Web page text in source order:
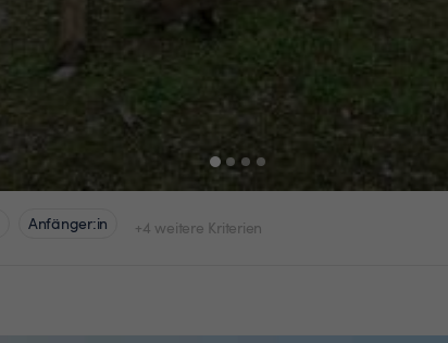
Anfänger:in +4 weitere Kriterien